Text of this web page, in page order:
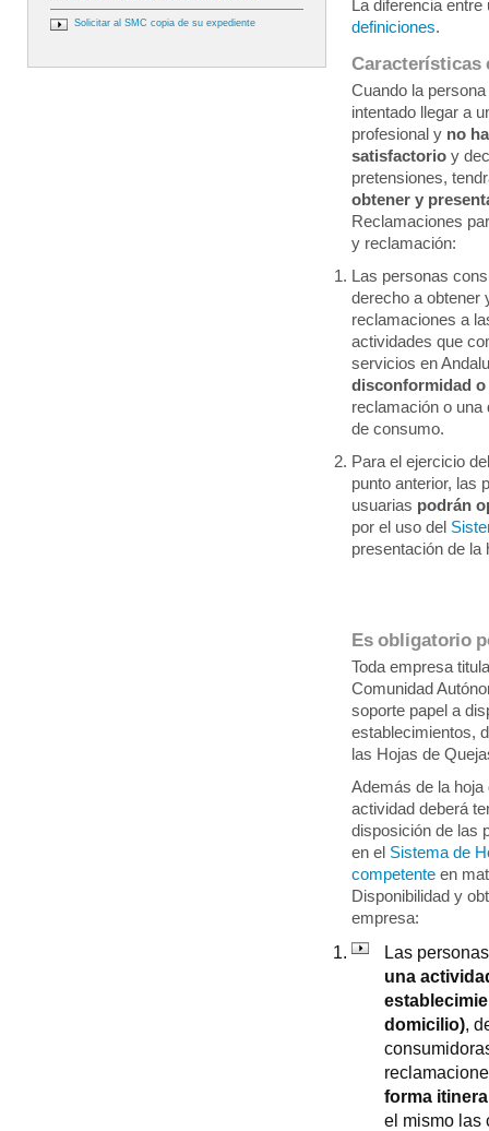
Solicitar al SMC copia de su expediente
La diferencia
definiciones.
Características
Cuando la
intentado llegar a
profesional y no
satisfactorio y
pretensiones,
obtener y
Reclamaciones
y reclamación:
Las personas
derecho a obtener
reclamaciones a
actividades que
servicios en
disconformidad o
reclamación o una
de consumo.
Para el ejercicio
punto anterior, las
usuarias podrán
por el uso del
presentación de
Es obligatorio
Toda empresa
Comunidad
soporte papel a
establecimientos,
las Hojas de
Además de la
actividad deberá
disposición de las
en el Sistema de
competente en
Disponibilidad y
empresa:
Las
una
domicilio),
forma
el mismo las